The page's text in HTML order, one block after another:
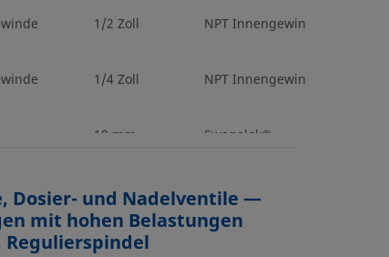
1/2 Zoll NPT Innengewinde
1/4 Zoll NPT Innengewinde
10 mm
Swagelok®
3/8 Zoll
Swagelok®
Rohrverschraubung
Dosier- und Nadelventile —
mit hohen Belastungen
Regulierspindel